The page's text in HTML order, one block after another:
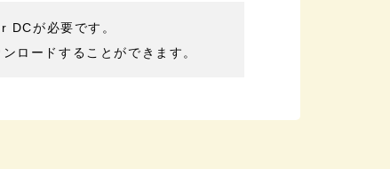
が必要です。
ロードすることができます。